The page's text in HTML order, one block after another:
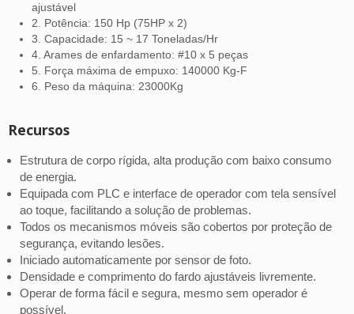
ajustável
2. Potência: 150 Hp (75HP x 2)
3. Capacidade: 15 ~ 17 Toneladas/Hr
4. Arames de enfardamento: #10 x 5 peças
5. Força máxima de empuxo: 140000 Kg-F
6. Peso da máquina: 23000Kg
Recursos
Estrutura de corpo rígida, alta produção com baixo consumo
de energia.
Equipada com PLC e interface de operador com tela sensível
ao toque, facilitando a solução de problemas.
Todos os mecanismos móveis são cobertos por proteção de
segurança, evitando lesões.
Iniciado automaticamente por sensor de foto.
Densidade e comprimento do fardo ajustáveis livremente.
Operar de forma fácil e segura, mesmo sem operador é
possível.